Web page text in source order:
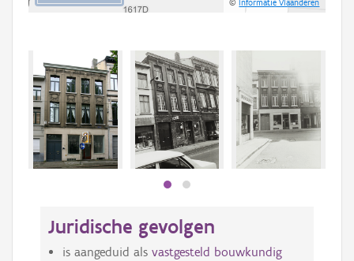
©Informatie Vlaanderen
Juridische gevolgen
is aangeduid als vastgesteld bouwkundig